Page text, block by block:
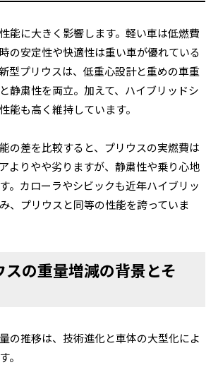
能に大きく影響します。軽い車は低燃費
の安定性や快適性は重い車が優れている
型プリウスは、低重心設計と重めの車重
静粛性を両立。加えて、ハイブリッドシ
能も高く維持しています。
の差を比較すると、プリウスの実燃費は
よりやや劣りますが、静粛性や乗り心地
。カローラやシビックも近年ハイブリッ
、プリウスと同等の性能を誇っていま
スの重量増減の背景とそ
の推移は、技術進化と車体の大型化によ
。